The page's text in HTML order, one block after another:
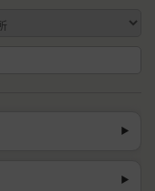
▶︎
▶︎